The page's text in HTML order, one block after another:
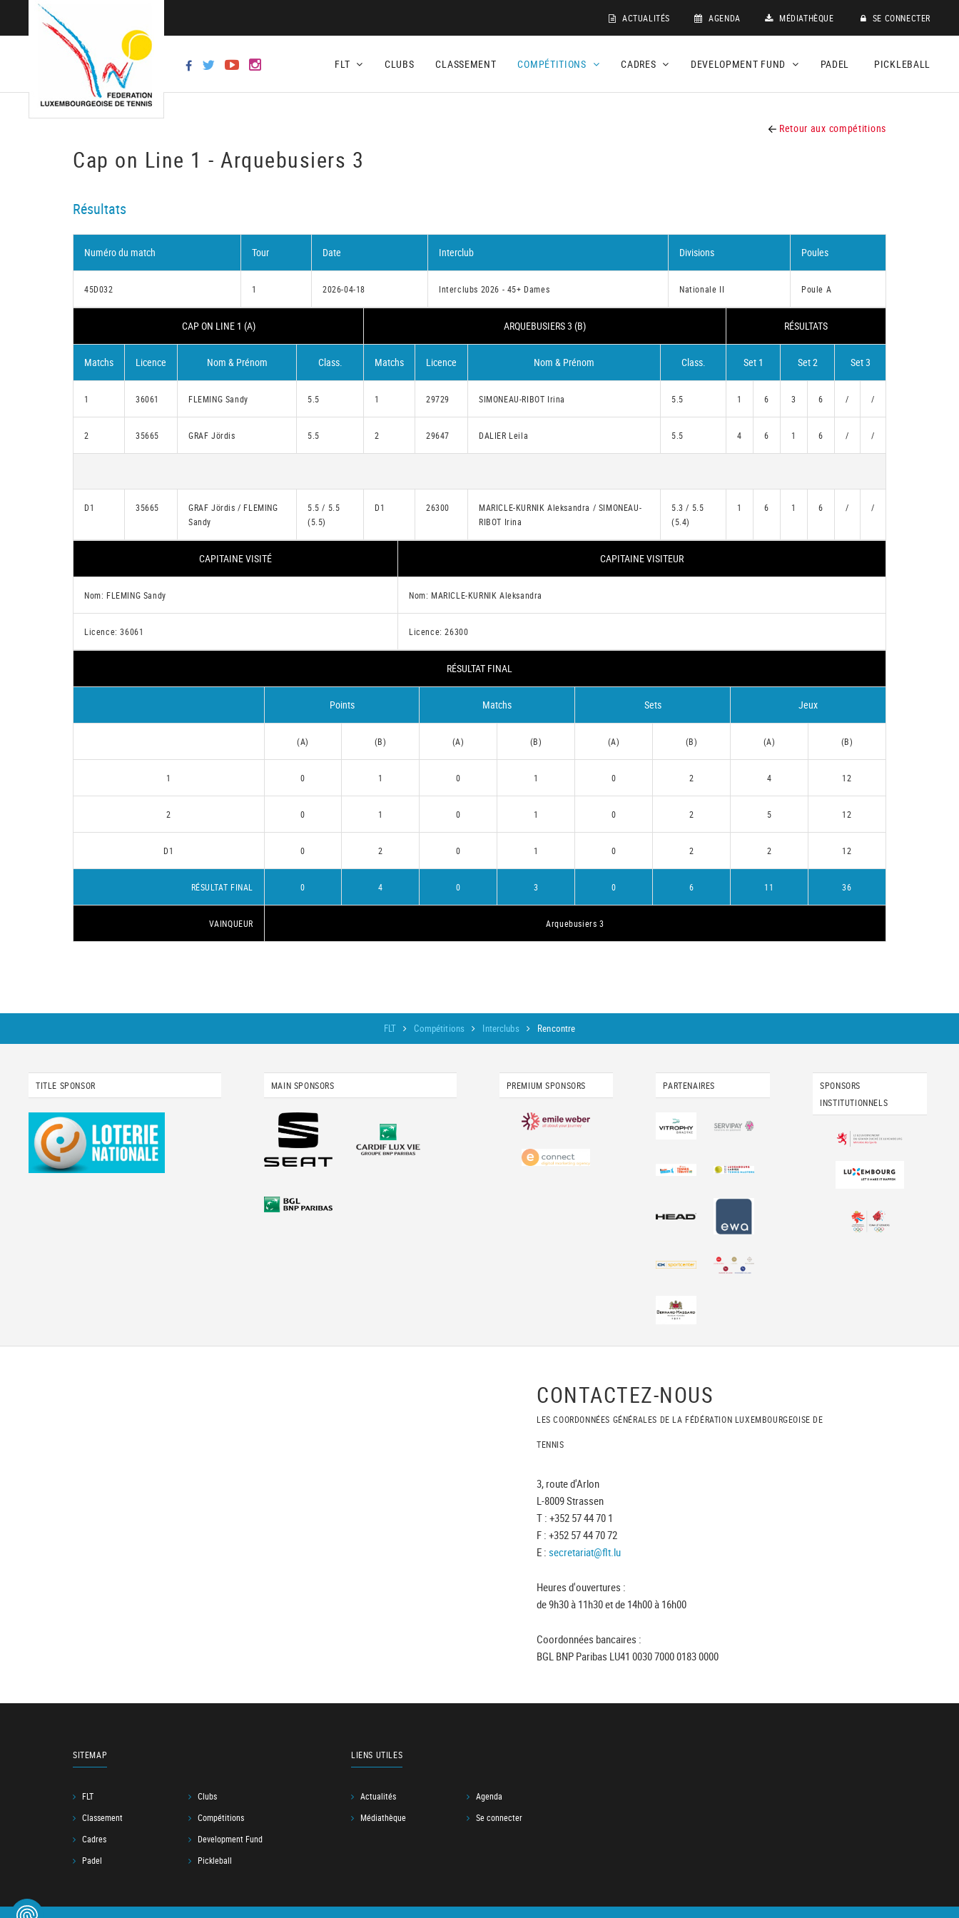
ACTUALITÉS AGENDA MÉDIATHÈQUE SE CONNECTER
FLT CLUBS CLASSEMENT COMPÉTITIONS CADRES DEVELOPMENT FUND PADEL PICKLEBALL
Retour aux compétitions
Cap on Line 1 - Arquebusiers 3
Résultats
Numéro du match Tour Date Interclub Divisions Poules
45D032 1 2026-04-18 Interclubs 2026 - 45+ Dames Nationale II Poule A
CAP ON LINE 1 (A) ARQUEBUSIERS 3 (B) RÉSULTATS
Matchs Licence Nom & Prénom Class. Matchs Licence Nom & Prénom Class. Set 1 Set 2 Set 3
1 36061 FLEMING Sandy 5.5 1 29729 SIMONEAU-RIBOT Irina 5.5 1 6 3 6 / /
2 35665 GRAF Jördis 5.5 2 29647 DALIER Leila 5.5 4 6 1 6 / /
D1 35665
GRAF Jördis / FLEMING
Sandy
5.5 / 5.5
(5.5)
D1 26300
MARICLE-KURNIK Aleksandra / SIMONEAU-
RIBOT Irina
5.3 / 5.5
(5.4)
1 6 1 6 / /
CAPITAINE VISITÉ CAPITAINE VISITEUR
Nom: FLEMING Sandy Nom: MARICLE-KURNIK Aleksandra
Licence: 36061 Licence: 26300
RÉSULTAT FINAL
Points Matchs Sets Jeux
(A) (B) (A) (B) (A) (B) (A) (B)
1 0 1 0 1 0 2 4 12
2 0 1 0 1 0 2 5 12
D1 0 2 0 1 0 2 2 12
RÉSULTAT FINAL 0 4 0 3 0 6 11 36
VAINQUEUR Arquebusiers 3
FLT Compétitions Interclubs Rencontre
TITLE SPONSOR MAIN SPONSORS PREMIUM SPONSORS PARTENAIRES
SPONSORS
INSTITUTIONNELS
CONTACTEZ-NOUS
LES COORDONNÉES GÉNÉRALES DE LA FÉDÉRATION LUXEMBOURGEOISE DE
TENNIS
3, route d'Arlon
L-8009 Strassen
T : +352 57 44 70 1
F : +352 57 44 70 72
E : secretariat@flt.lu
Heures d'ouvertures :
de 9h30 à 11h30 et de 14h00 à 16h00
Coordonnées bancaires :
BGL BNP Paribas LU41 0030 7000 0183 0000
SITEMAP
FLT
Clubs
Classement
Compétitions
Cadres
Development Fund
Padel
Pickleball
LIENS UTILES
Actualités
Agenda
Médiathèque
Se connecter